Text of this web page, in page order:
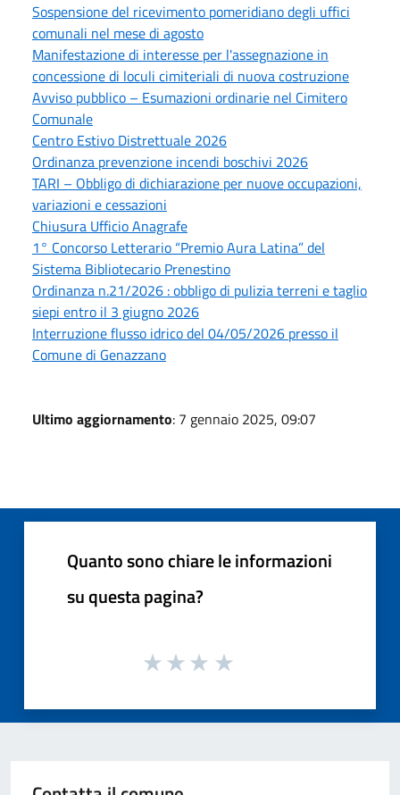
Sospensione del ricevimento pomeridiano degli uffici
comunali nel mese di agosto
Manifestazione di interesse per l'assegnazione in
concessione di loculi cimiteriali di nuova costruzione
Avviso pubblico – Esumazioni ordinarie nel Cimitero
Comunale
Centro Estivo Distrettuale 2026
Ordinanza prevenzione incendi boschivi 2026
TARI – Obbligo di dichiarazione per nuove occupazioni,
variazioni e cessazioni
Chiusura Ufficio Anagrafe
1° Concorso Letterario “Premio Aura Latina” del
Sistema Bibliotecario Prenestino
Ordinanza n.21/2026 : obbligo di pulizia terreni e taglio
siepi entro il 3 giugno 2026
Interruzione flusso idrico del 04/05/2026 presso il
Comune di Genazzano
Ultimo aggiornamento: 7 gennaio 2025, 09:07
Quanto sono chiare le informazioni
su questa pagina?